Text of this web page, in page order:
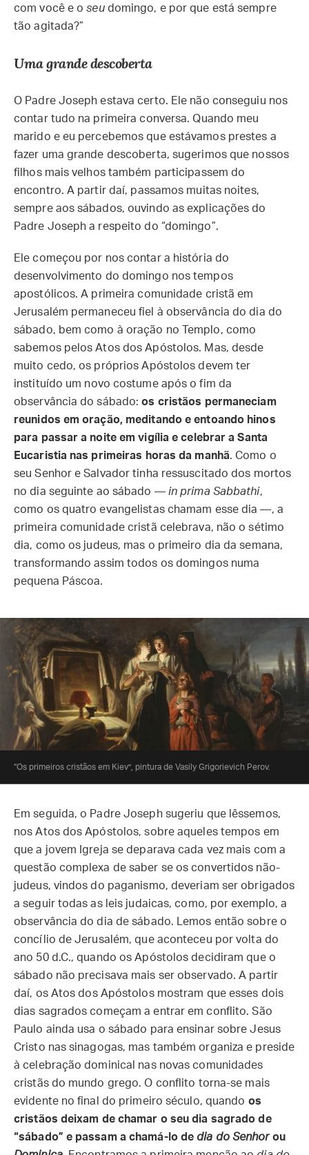
com você e oseudomingo, e por que está sempre
tão agitada?”
Uma grande descoberta
O Padre Joseph estava certo. Ele não conseguiu nos
contar tudo na primeira conversa. Quando meu
marido e eu percebemos que estávamos prestes a
fazer uma grande descoberta, sugerimos que nossos
filhos mais velhos também participassem do
encontro. A partir daí, passamos muitas noites,
sempre aos sábados, ouvindo as explicações do
Padre Joseph a respeito do “domingo”.
Ele começou por nos contar a história do
desenvolvimento do domingo nos tempos
apostólicos. A primeira comunidade cristã em
Jerusalém permaneceu fiel à observância do dia do
sábado, bem como à oração no Templo, como
sabemos pelos Atos dos Apóstolos. Mas, desde
muito cedo, os próprios Apóstolos devem ter
instituído um novo costume após o fim da
observância do sábado:os cristãos permaneciam
reunidos em oração, meditando e entoando hinos
para passar a noite em vigília e celebrar a Santa
Eucaristia nas primeiras horas da manhã. Como o
seu Senhor e Salvador tinha ressuscitado dos mortos
no dia seguinte ao sábado — in prima Sabbathi,
como os quatro evangelistas chamam esse dia —, a
primeira comunidade cristã celebrava, não o sétimo
dia, como os judeus, mas o primeiro dia da semana,
transformando assim todos os domingos numa
pequena Páscoa.
“Os primeiros cristãos em Kiev”, pintura de Vasily Grigorievich Perov.
Em seguida, o Padre Joseph sugeriu que lêssemos,
nos Atos dos Apóstolos, sobre aqueles tempos em
que a jovem Igreja se deparava cada vez mais com a
questão complexa de saber se os convertidos não-
judeus, vindos do paganismo, deveriam ser obrigados
a seguir todas as leis judaicas, como, por exemplo, a
observância do dia de sábado. Lemos então sobre o
concílio de Jerusalém, que aconteceu por volta do
ano 50 d.C., quando os Apóstolos decidiram que o
sábado não precisava mais ser observado. A partir
daí, os Atos dos Apóstolos mostram que esses dois
dias sagrados começam a entrar em conflito. São
Paulo ainda usa o sábado para ensinar sobre Jesus
Cristo nas sinagogas, mas também organiza e preside
à celebração dominical nas novas comunidades
cristãs do mundo grego. O conflito torna-se mais
evidente no final do primeiro século, quando os
cristãos deixam de chamar o seu dia sagrado de
“sábado” e passam a chamá-lo de dia do Senhorou